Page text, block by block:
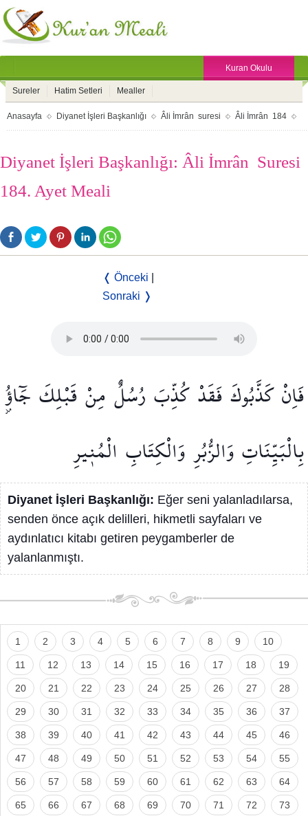
Kuran Okulu
Sureler Hatim Setleri Mealler
Anasayfa Diyanet İşleri Başkanlığı Âli İmrân suresi Âli İmrân 184
Diyanet İşleri Başkanlığı: Âli İmrân Suresi
184. Ayet Meali
❬ Önceki
Sonraki ❭
فَاِنْكَذَّبُوكَفَقَدْ كُذِّبَ رُسُلٌ مِنْ قَبْلِكَ جَٓاؤُ۫
بِالْبَيِّنَاتِوَالزُّبُرِوَالْكِتَابِ الْمُن۪يرِ
Diyanet İşleri Başkanlığı: Eğer seni yalanladılarsa,
senden önce açık delilleri, hikmetli sayfaları ve
aydınlatıcı kitabı getiren peygamberler de
yalanlanmıştı.
1 2 3 4 5 6 7 8 9 10
11 12 13 14 15 16 17 18 19
20 21 22 23 24 25 26 27 28
29 30 31 32 33 34 35 36 37
38 39 40 41 42 43 44 45 46
47 48 49 50 51 52 53 54 55
56 57 58 59 60 61 62 63 64
65 66 67 68 69 70 71 72 73